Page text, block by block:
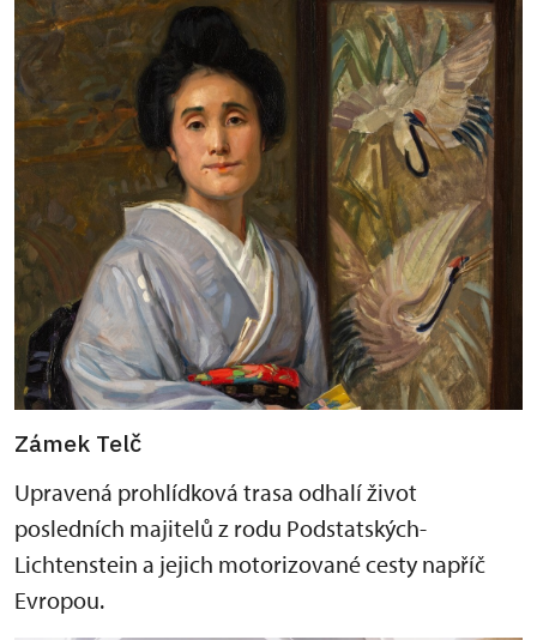
Zámek Telč
Upravená prohlídková trasa odhalí život
posledních majitelů z rodu Podstatských-
Lichtenstein a jejich motorizované cesty napříč
Evropou.